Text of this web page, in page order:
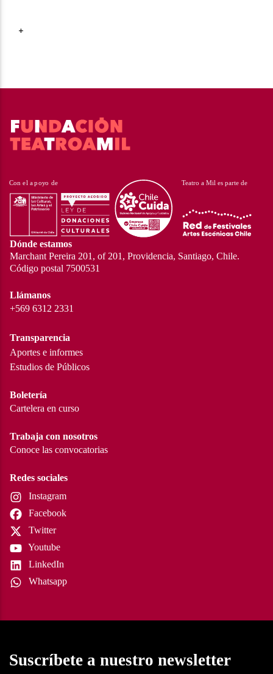
+
Dónde estamos
Marchant Pereira 201, of 201, Providencia, Santiago, Chile.
Código postal 7500531
Llámanos
+569 6312 2331
Transparencia
Aportes e informes
Estudios de Públicos
Boletería
Cartelera en curso
Trabaja con nosotros
Conoce las convocatorias
Redes sociales
Instagram
Facebook
Twitter
Youtube
LinkedIn
Whatsapp
Suscríbete a nuestro newsletter